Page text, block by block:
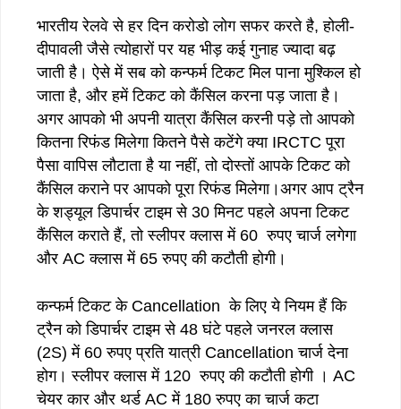
भारतीय रेलवे से हर दिन करोडो लोग सफर करते है, होली-
दीपावली जैसे त्योहारों पर यह भीड़ कई गुनाह ज्यादा बढ़
जाती है। ऐसे में सब को कन्फर्म टिकट मिल पाना मुश्किल हो
जाता है, और हमें टिकट को कैंसिल करना पड़ जाता है।
अगर आपको भी अपनी यात्रा कैंसिल करनी पड़े तो आपको
कितना रिफंड मिलेगा कितने पैसे कटेंगे क्या IRCTC पूरा
पैसा वापिस लौटाता है या नहीं, तो दोस्तों आपके टिकट को
कैंसिल कराने पर आपको पूरा रिफंड मिलेगा।अगर आप ट्रैन
के शड्यूल डिपार्चर टाइम से 30 मिनट पहले अपना टिकट
कैंसिल कराते हैं, तो स्लीपर क्लास में 60 रुपए चार्ज लगेगा
और AC क्लास में 65 रुपए की कटौती होगी।
कन्फर्म टिकट के Cancellation के लिए ये नियम हैं कि
ट्रैन को डिपार्चर टाइम से 48 घंटे पहले जनरल क्लास
(2S) में 60 रुपए प्रति यात्री Cancellation चार्ज देना
होग। स्लीपर क्लास में 120 रुपए की कटौती होगी । AC
चेयर कार और थर्ड AC में 180 रुपए का चार्ज कटा